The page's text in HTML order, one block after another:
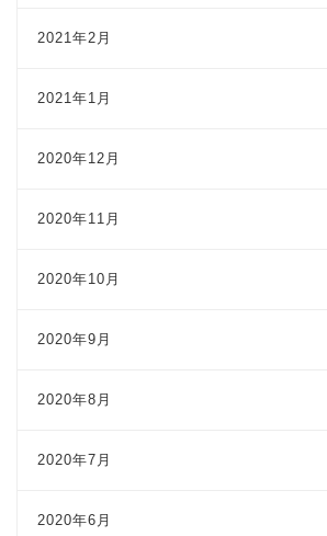
2021年2月
2021年1月
2020年12月
2020年11月
2020年10月
2020年9月
2020年8月
2020年7月
2020年6月